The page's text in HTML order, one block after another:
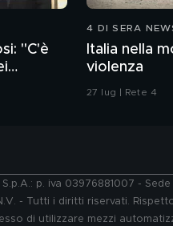
"C'è
4 DI SERA
Italia nella
violenza
27 lug | Rete 4
p. iva 03976881007 -
- Tutti i diritti riservati.
di utilizzare mezzi